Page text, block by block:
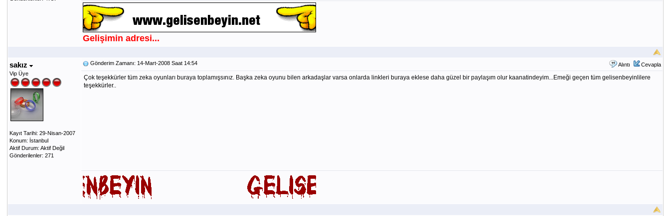
Gelişimin adresi...
sakız
Vip Üye
Kayıt Tarihi: 29-Nisan-2007
Konum: İstanbul
Aktif Durum: Aktif Değil
Gönderilenler: 271
Alıntı Cevapla
Gönderim Zamanı: 14-Mart-2008 Saat 14:54
Çok teşekkürler tüm zeka oyunları buraya toplamışsınız. Başka zeka oyunu bilen arkadaşlar varsa onlarda linkleri buraya eklese daha güzel bir paylaşım olur kaanatindeyim...Emeği geçen tüm gelisenbeyinlilere
teşekkürler..